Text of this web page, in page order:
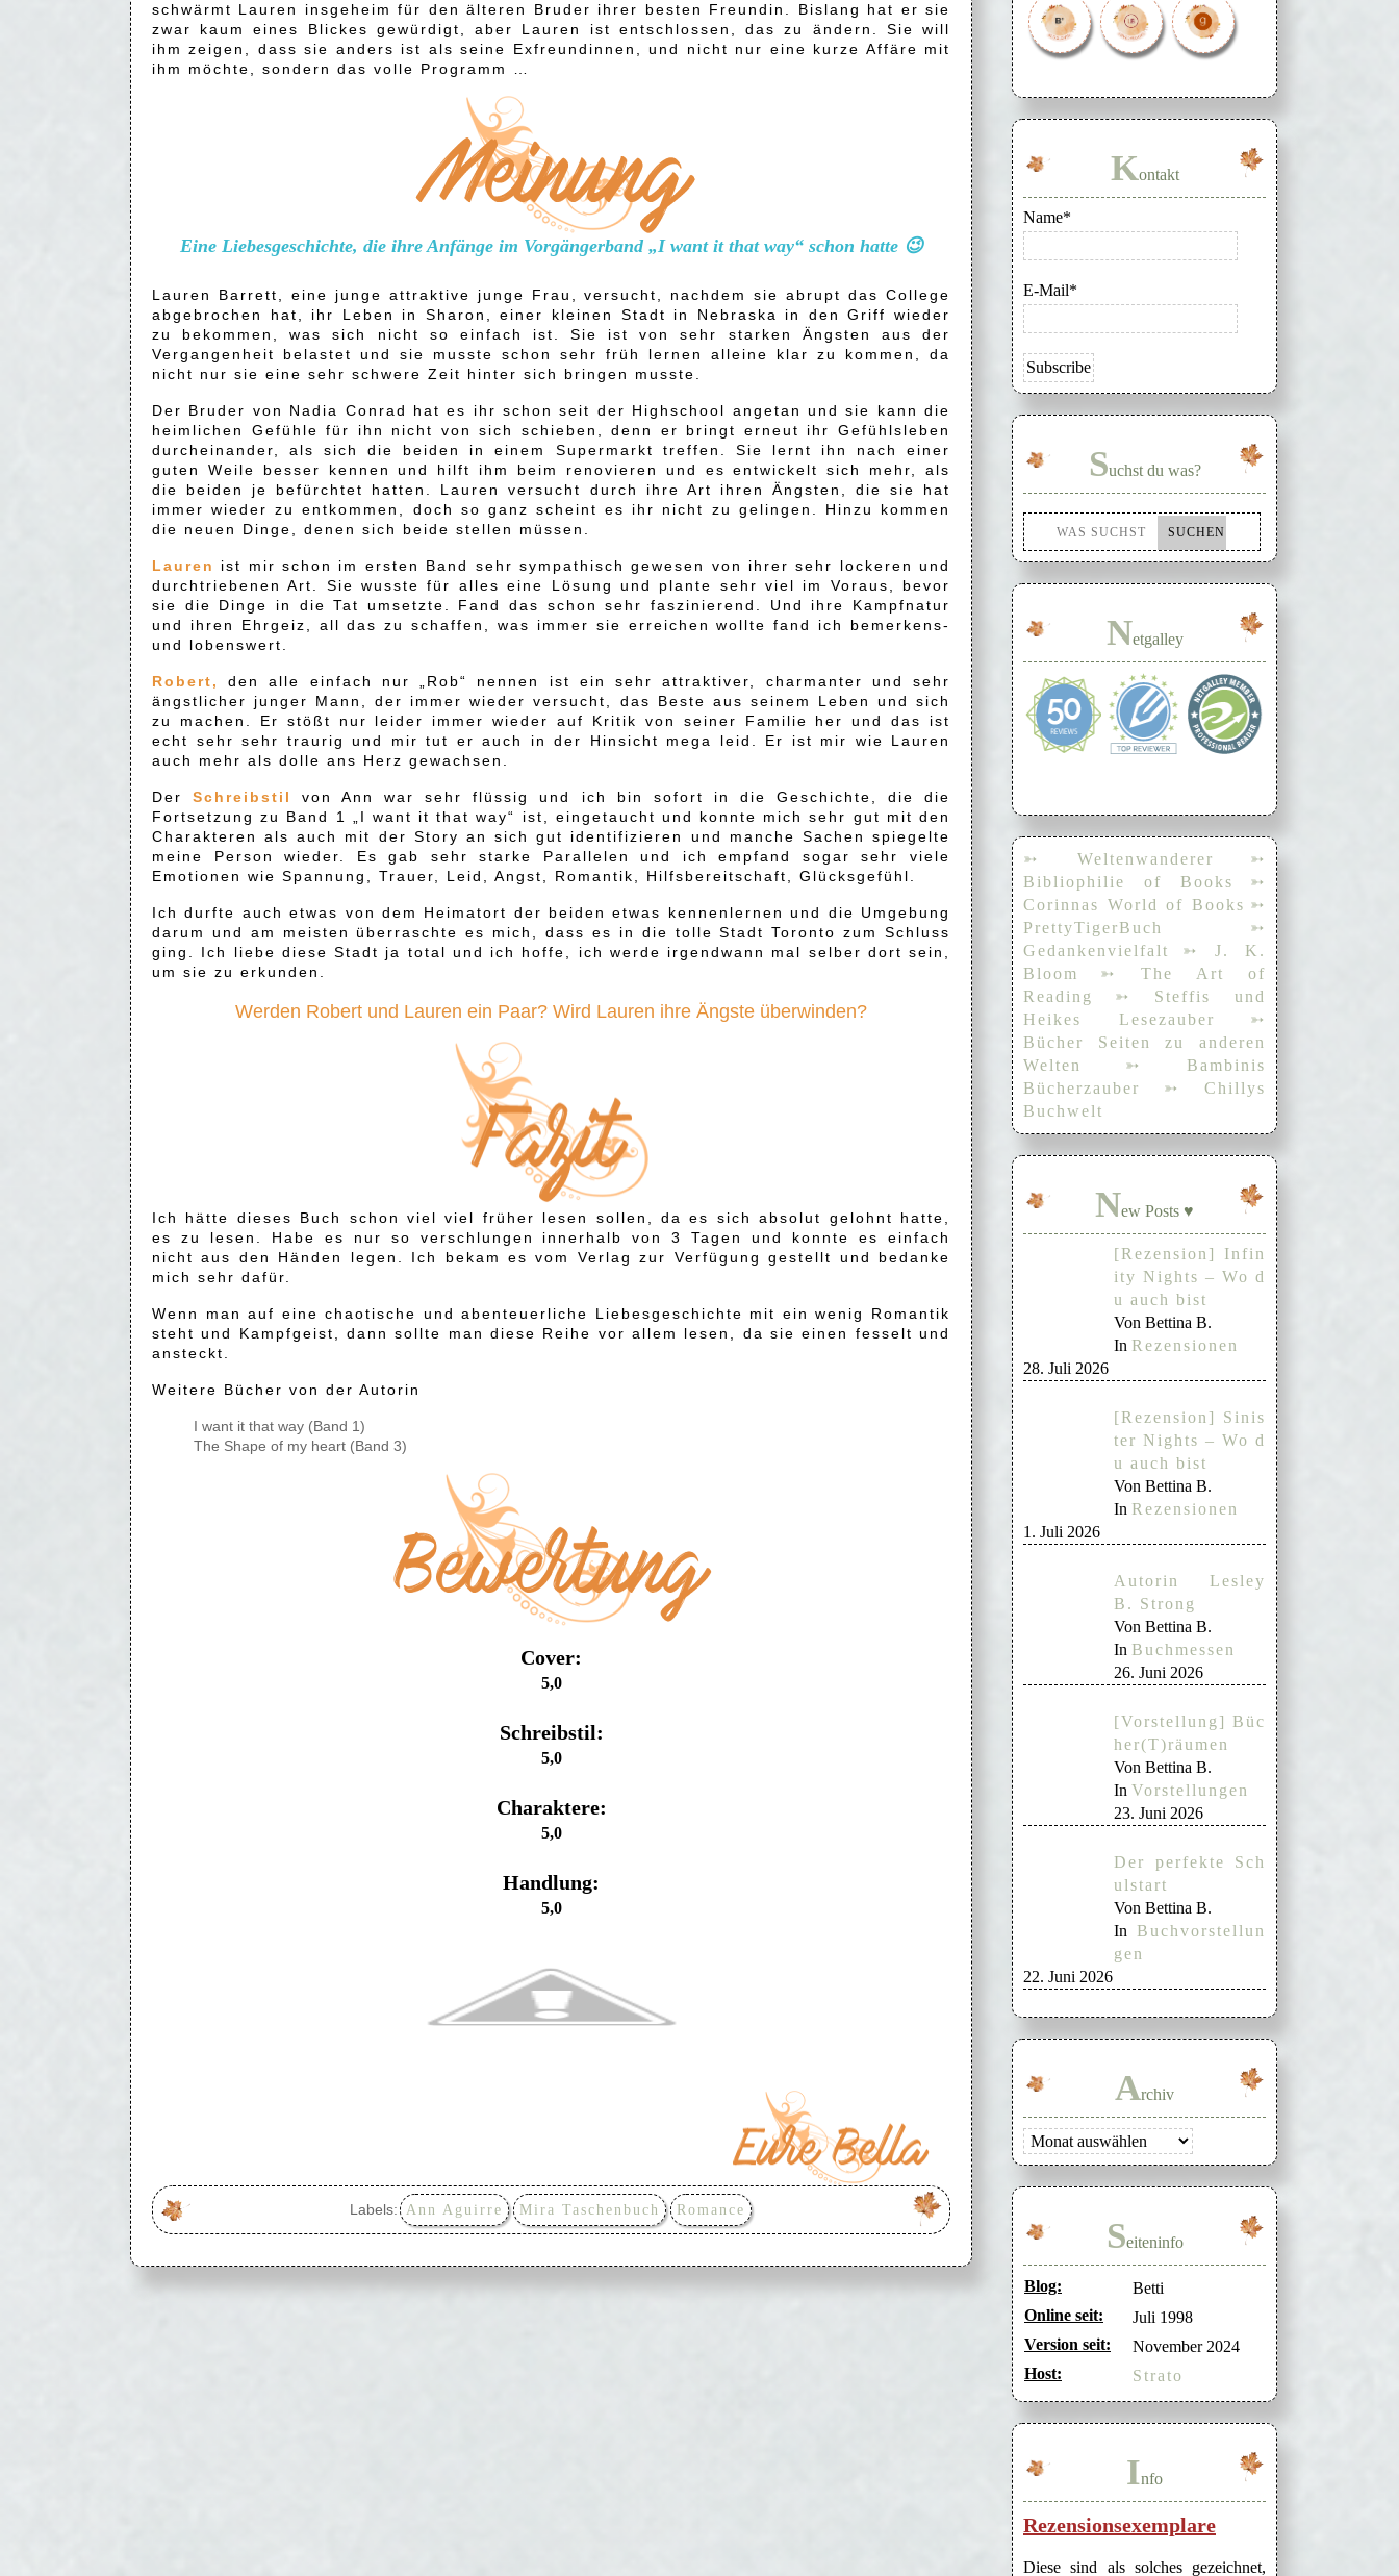
schwärmt Lauren insgeheim für den älteren Bruder ihrer besten Freundin. Bislang hat er sie
zwar kaum eines Blickes gewürdigt, aber Lauren ist entschlossen, das zu ändern. Sie will
ihm zeigen, dass sie anders ist als seine Exfreundinnen, und nicht nur eine kurze Affäre mit
ihm möchte, sondern das volle Programm …
Eine Liebesgeschichte, die ihre Anfänge im Vorgängerband „I want it that way“ schon hatte 😉
Lauren Barrett, eine junge attraktive junge Frau, versucht, nachdem sie abrupt das College
abgebrochen hat, ihr Leben in Sharon, einer kleinen Stadt in Nebraska in den Griff wieder
zu bekommen, was sich nicht so einfach ist. Sie ist von sehr starken Ängsten aus der
Vergangenheit belastet und sie musste schon sehr früh lernen alleine klar zu kommen, da
nicht nur sie eine sehr schwere Zeit hinter sich bringen musste.
Der Bruder von Nadia Conrad hat es ihr schon seit der Highschool angetan und sie kann die
heimlichen Gefühle für ihn nicht von sich schieben, denn er bringt erneut ihr Gefühlsleben
durcheinander, als sich die beiden in einem Supermarkt treffen. Sie lernt ihn nach einer
guten Weile besser kennen und hilft ihm beim renovieren und es entwickelt sich mehr, als
die beiden je befürchtet hatten. Lauren versucht durch ihre Art ihren Ängsten, die sie hat
immer wieder zu entkommen, doch so ganz scheint es ihr nicht zu gelingen. Hinzu kommen
die neuen Dinge, denen sich beide stellen müssen.
Lauren
ist mir schon im ersten Band sehr sympathisch gewesen von ihrer sehr lockeren und
durchtriebenen Art. Sie wusste für alles eine Lösung und plante sehr viel im Voraus, bevor
sie die Dinge in die Tat umsetzte. Fand das schon sehr faszinierend. Und ihre Kampfnatur
und ihren Ehrgeiz, all das zu schaffen, was immer sie erreichen wollte fand ich bemerkens-
und lobenswert.
Robert,den alle einfach nur „Rob“ nennen ist ein sehr attraktiver, charmanter und sehr
ängstlicher junger Mann, der immer wieder versucht, das Beste aus seinem Leben und sich
zu machen. Er stößt nur leider immer wieder auf Kritik von seiner Familie her und das ist
echt sehr sehr traurig und mir tut er auch in der Hinsicht mega leid. Er ist mir wie Lauren
auch mehr als dolle ans Herz gewachsen.
DerSchreibstil
von Ann war sehr flüssig und ich bin sofort in die Geschichte, die die
Fortsetzung zu Band 1 „I want it that way“ ist, eingetaucht und konnte mich sehr gut mit den
Charakteren als auch mit der Story an sich gut identifizieren und manche Sachen spiegelte
meine Person wieder. Es gab sehr starke Parallelen und ich empfand sogar sehr viele
Emotionen wie Spannung, Trauer, Leid, Angst, Romantik, Hilfsbereitschaft, Glücksgefühl.
Ich durfte auch etwas von dem Heimatort der beiden etwas kennenlernen und die Umgebung
darum und am meisten überraschte es mich, dass es in die tolle Stadt Toronto zum Schluss
ging. Ich liebe diese Stadt ja total und ich hoffe, ich werde irgendwann mal selber dort sein,
um sie zu erkunden.
Werden Robert und Lauren ein Paar? Wird Lauren ihre Ängste überwinden?
Ich hätte dieses Buch schon viel viel früher lesen sollen, da es sich absolut gelohnt hatte,
es zu lesen. Habe es nur so verschlungen innerhalb von 3 Tagen und konnte es einfach
nicht aus den Händen legen. Ich bekam es vom Verlag zur Verfügung gestellt und bedanke
mich sehr dafür.
Wenn man auf eine chaotische und abenteuerliche Liebesgeschichte mit ein wenig Romantik
steht und Kampfgeist, dann sollte man diese Reihe vor allem lesen, da sie einen fesselt und
ansteckt.
Weitere Bücher von der Autorin
I want it that way (Band 1)
The Shape of my heart (Band 3)
Cover:
5,0
Schreibstil:
5,0
Charaktere:
5,0
Handlung:
5,0
Labels: Ann Aguirre Mira Taschenbuch Romance
Kontakt
Name*
E-Mail*
Suchst du was?
Netgalley
➳ Weltenwanderer
➳
Bibliophilie of Books
➳
Corinnas World of Books ➳
PrettyTigerBuch
➳
Gedankenvielfalt
➳ J. K.
Bloom
➳ The Art of
Reading
➳ Steffis und
Heikes Lesezauber
➳
Bücher Seiten zu anderen
Welten
➳ Bambinis
Bücherzauber
➳ Chillys
Buchwelt
New Posts ♥
[Rezension] Infin
ity Nights – Wo d
u auch bist
Von Bettina B.
In Rezensionen
28. Juli 2026
[Rezension] Sinis
ter Nights – Wo d
u auch bist
Von Bettina B.
In Rezensionen
1. Juli 2026
Autorin Lesley
B. Strong
Von Bettina B.
In Buchmessen
26. Juni 2026
[Vorstellung] Büc
her(T)räumen
Von Bettina B.
In Vorstellungen
23. Juni 2026
Der perfekte Sch
ulstart
Von Bettina B.
In Buchvorstellun
gen
22. Juni 2026
Archiv
Archiv
Seiteninfo
Blog:
Betti
Online seit:
Juli 1998
Version seit:
November 2024
Host:
Strato
Info
Rezensionsexemplare
Diese sind als solches gezeichnet,